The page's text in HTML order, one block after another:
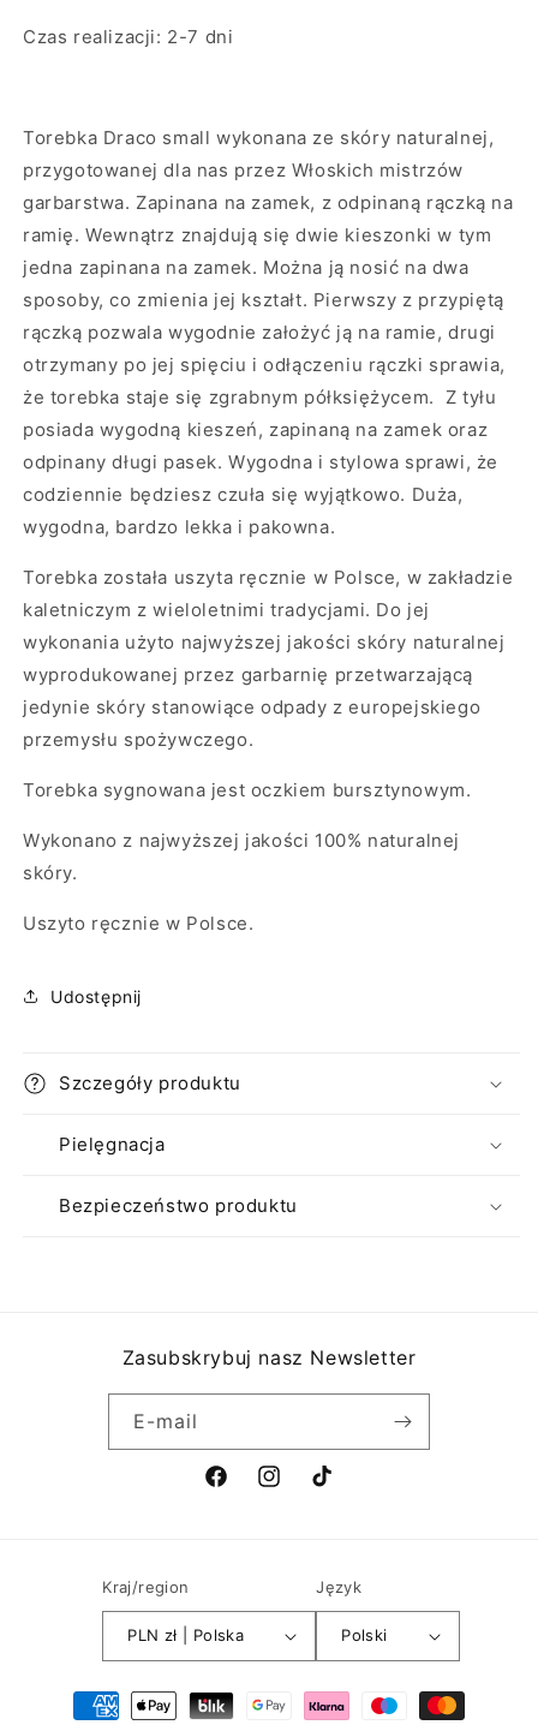
Czas realizacji: 2-7 dni
Torebka Draco small wykonana ze skóry naturalnej,
przygotowanej dla nas przez Włoskich mistrzów
garbarstwa. Zapinana na zamek, z odpinaną rączką na
ramię. Wewnątrz znajdują się dwie kieszonki w tym
jedna zapinana na zamek. Można ją nosić na dwa
sposoby, co zmienia jej kształt. Pierwszy z przypiętą
rączką pozwala wygodnie założyć ją na ramie, drugi
otrzymany po jej spięciu i odłączeniu rączki sprawia,
że torebka staje się zgrabnym półksiężycem. Z tyłu
posiada wygodną kieszeń, zapinaną na zamek oraz
odpinany długi pasek. Wygodna i stylowa sprawi, że
codziennie będziesz czuła się wyjątkowo. Duża,
wygodna, bardzo lekka i pakowna.
Torebka została uszyta ręcznie w Polsce, w zakładzie
kaletniczym z wieloletnimi tradycjami. Do jej
wykonania użyto najwyższej jakości skóry naturalnej
wyprodukowanej przez garbarnię przetwarzającą
jedynie skóry stanowiące odpady z europejskiego
przemysłu spożywczego.
Torebka sygnowana jest oczkiem bursztynowym.
Wykonano z najwyższej jakości 100% naturalnej
skóry.
Uszyto ręcznie w Polsce.
Udostępnij
Szczegóły produktu
Pielęgnacja
Bezpieczeństwo produktu
Zasubskrybuj nasz Newsletter
E-mail
FacebookInstagramTikTok
Kraj/region
PLN zł | Polska
Język
Polski
Metody